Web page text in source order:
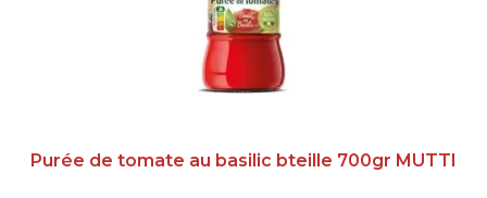
Purée de tomate au basilic bteille 700gr MUTTI